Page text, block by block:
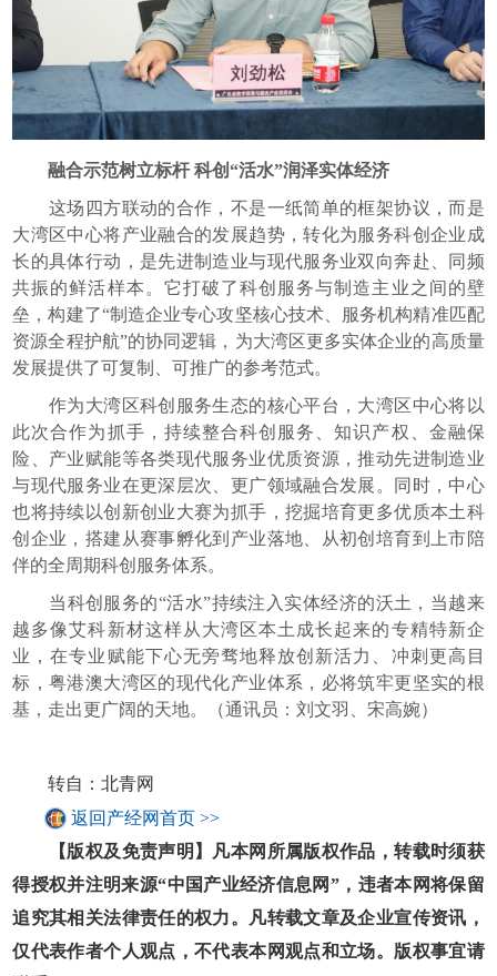
融合示范树立标杆 科创“活水”润泽实体经济
这场四方联动的合作，不是一纸简单的框架协议，而是
大湾区中心将产业融合的发展趋势，转化为服务科创企业成
长的具体行动，是先进制造业与现代服务业双向奔赴、同频
共振的鲜活样本。它打破了科创服务与制造主业之间的壁
垒，构建了“制造企业专心攻坚核心技术、服务机构精准匹配
资源全程护航”的协同逻辑，为大湾区更多实体企业的高质量
发展提供了可复制、可推广的参考范式。
作为大湾区科创服务生态的核心平台，大湾区中心将以
此次合作为抓手，持续整合科创服务、知识产权、金融保
险、产业赋能等各类现代服务业优质资源，推动先进制造业
与现代服务业在更深层次、更广领域融合发展。同时，中心
也将持续以创新创业大赛为抓手，挖掘培育更多优质本土科
创企业，搭建从赛事孵化到产业落地、从初创培育到上市陪
伴的全周期科创服务体系。
当科创服务的“活水”持续注入实体经济的沃土，当越来
越多像艾科新材这样从大湾区本土成长起来的专精特新企
业，在专业赋能下心无旁骛地释放创新活力、冲刺更高目
标，粤港澳大湾区的现代化产业体系，必将筑牢更坚实的根
基，走出更广阔的天地。（通讯员：刘文羽、宋高婉）
转自：北青网
返回产经网首页 >>
【版权及免责声明】凡本网所属版权作品，转载时须获
得授权并注明来源“中国产业经济信息网”，违者本网将保留
追究其相关法律责任的权力。凡转载文章及企业宣传资讯，
仅代表作者个人观点，不代表本网观点和立场。版权事宜请